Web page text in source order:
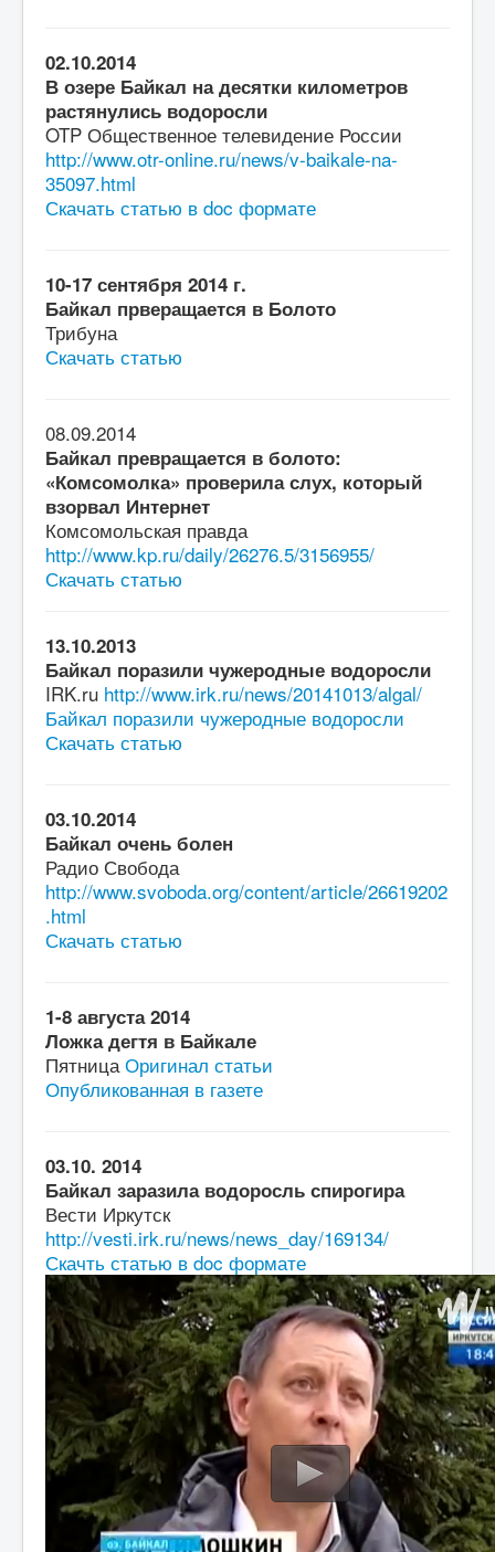
02.10.2014
В озере Байкал на десятки километров
растянулись водоросли
OTP Общественное телевидение России
http://www.otr-online.ru/news/v-baikale-na-
35097.html
Скачать статью в doc формате
10-17 сентября 2014 г.
Байкал прверащается в Болото
Трибуна
Скачать статью
08.09.2014
Байкал превращается в болото:
«Комсомолка» проверила слух, который
взорвал Интернет
Комсомольская правда
http://www.kp.ru/daily/26276.5/3156955/
Скачать статью
13.10.2013
Байкал поразили чужеродные водоросли
IRK.ru http://www.irk.ru/news/20141013/algal/
Байкал поразили чужеродные водоросли
Скачать статью
03.10.2014
Байкал очень болен
Радио Свобода
http://www.svoboda.org/content/article/26619202
.html
Скачать статью
1-8 августа 2014
Ложка дегтя в Байкале
ПятницаОригинал статьи
Опубликованная в газете
03.10. 2014
Байкал заразила водоросль спирогира
Вести Иркутск
http://vesti.irk.ru/news/news_day/169134/
Скачть статью в doc формате